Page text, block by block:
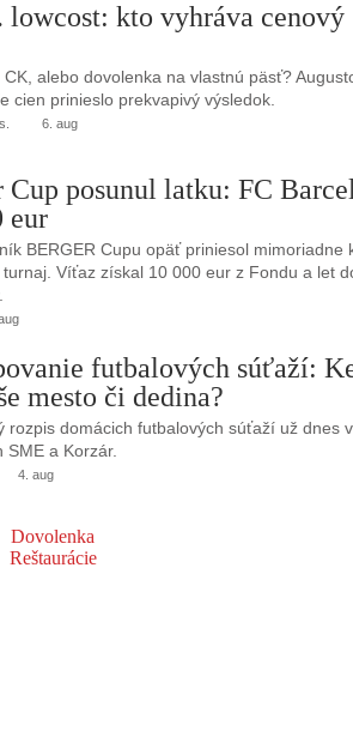
lowcost: kto vyhráva cenový
alebo dovolenka na vlastnú päsť?
cien prinieslo prekvapivý výsledok.
6. aug
Cup posunul latku: FC
eur
BERGER Cupu opäť priniesol mimoriadne
Víťaz získal 10 000 eur z Fondu a let
futbalových súťaží:
mesto či dedina?
rozpis domácich futbalových súťaží už dnes v
SME a Korzár.
4. aug
Dovolenka
Reštaurácie